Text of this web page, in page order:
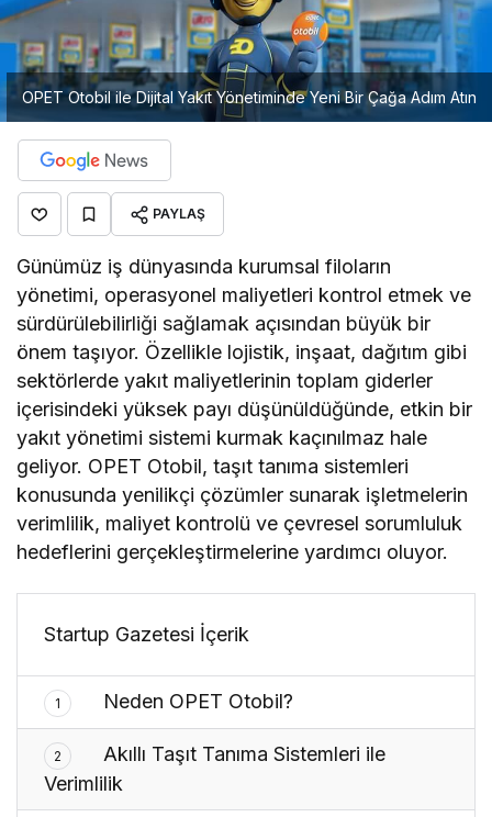
OPET Otobil ile Dijital Yakıt Yönetiminde Yeni Bir Çağa Adım Atın
PAYLAŞ
Günümüz iş dünyasında kurumsal filoların
yönetimi, operasyonel maliyetleri kontrol etmek ve
sürdürülebilirliği sağlamak açısından büyük bir
önem taşıyor. Özellikle lojistik, inşaat, dağıtım gibi
sektörlerde yakıt maliyetlerinin toplam giderler
içerisindeki yüksek payı düşünüldüğünde, etkin bir
yakıt yönetimi sistemi kurmak kaçınılmaz hale
geliyor. OPET Otobil, taşıt tanıma sistemleri
konusunda yenilikçi çözümler sunarak işletmelerin
verimlilik, maliyet kontrolü ve çevresel sorumluluk
hedeflerini gerçekleştirmelerine yardımcı oluyor.
Startup Gazetesi İçerik
1 Neden OPET Otobil?
2
Akıllı Taşıt Tanıma Sistemleri ile
Verimlilik